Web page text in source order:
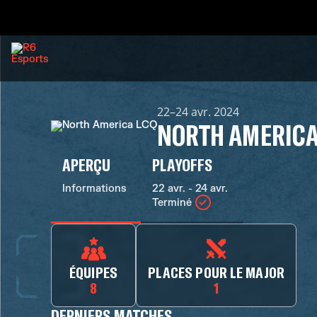
22–24 avr. 2024
NORTH
APERÇU
Informations
PLAYOFFS
22 avr. - 24 avr.
Terminé
ÉQUIPES
8
PLACES POUR LE MAJOR
1